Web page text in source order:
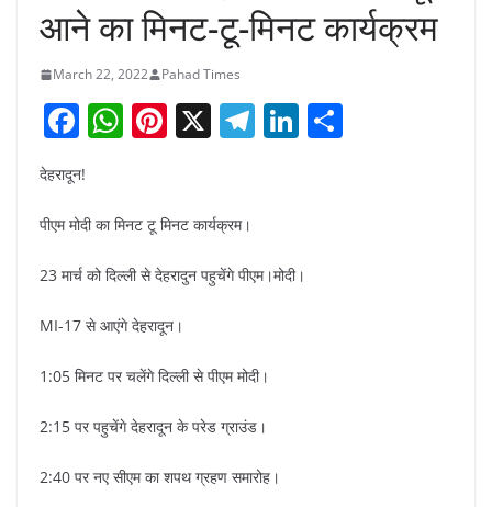
आने का मिनट-टू-मिनट कार्यक्रम
March 22, 2022 Pahad Times
F
c
e
b
o
o
k
W
s
A
p
p
Pi
e
st
X T
a
m
Li
dI
n
देहरादून!
पीएम मोदी का मिनट टू मिनट कार्यक्रम।
23 मार्च को दिल्ली से देहरादुन पहुचेंगे पीएम।मोदी।
MI-17 से आएंगे देहरादून।
1:05 मिनट पर चलेंगे दिल्ली से पीएम मोदी।
2:15 पर पहुचेंगे देहरादून के परेड ग्राउंड।
2:40 पर नए सीएम का शपथ ग्रहण समारोह।